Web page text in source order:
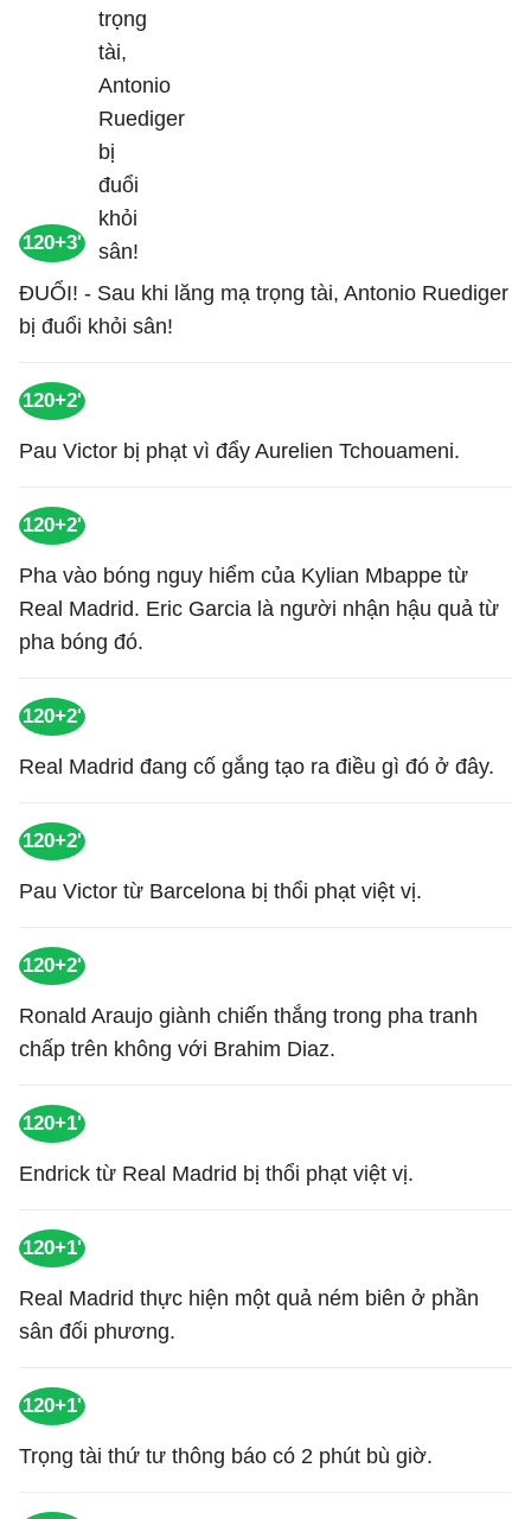
120+3'
ĐUỔI! - Sau khi lăng mạ trọng tài, Antonio Ruediger
bị đuổi khỏi sân!
120+2'
Pau Victor bị phạt vì đẩy Aurelien Tchouameni.
120+2'
Pha vào bóng nguy hiểm của Kylian Mbappe từ
Real Madrid. Eric Garcia là người nhận hậu quả từ
pha bóng đó.
120+2'
Real Madrid đang cố gắng tạo ra điều gì đó ở đây.
120+2'
Pau Victor từ Barcelona bị thổi phạt việt vị.
120+2'
Ronald Araujo giành chiến thắng trong pha tranh
chấp trên không với Brahim Diaz.
120+1'
Endrick từ Real Madrid bị thổi phạt việt vị.
120+1'
Real Madrid thực hiện một quả ném biên ở phần
sân đối phương.
120+1'
Trọng tài thứ tư thông báo có 2 phút bù giờ.